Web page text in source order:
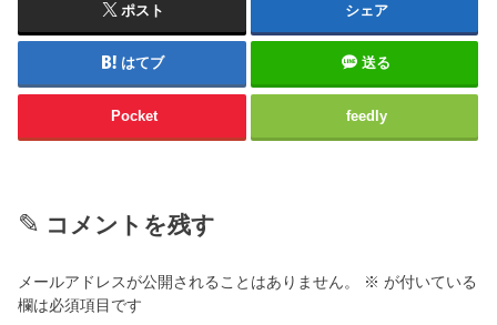
ポスト シェア
はてブ 送る
Pocket feedly
コメントを残す
メールアドレスが公開されることはありません。 ※ が付いている
欄は必須項目です